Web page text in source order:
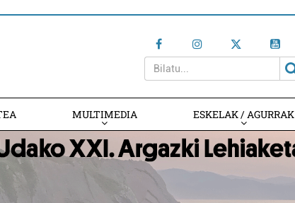
MULTIMEDIA ESKELAK / AGURRAK